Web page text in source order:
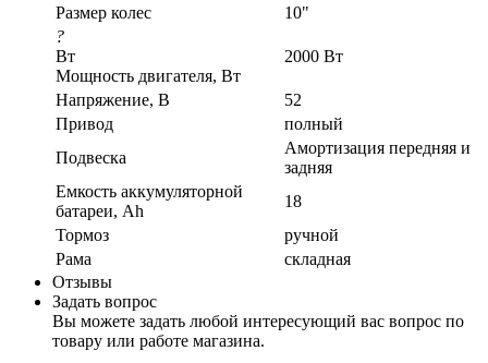
Размер колес
10"
?
Вт
Мощность двигателя, Вт
2000 Вт
Напряжение, В
52
Привод
полный
Подвеска
Амортизация передняя и
задняя
Емкость аккумуляторной
батареи, Ah
18
Тормоз
ручной
Рама
складная
Отзывы
Задать вопрос
Вы можете задать любой интересующий вас вопрос по
товару или работе магазина.